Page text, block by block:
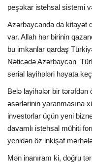
peşəkar istehsal sistemi
Azərbaycanda da kifayət
var. Allah hər birinin
bu imkanlar qardaş
Nəticədə
serial layihələri həyata
Belə layihələr bir tərəfdən
əsərlərinin yaranmasına
investorlar üçün yeni
davamlı istehsal mühiti
yenidən öz inkişaf
Mən inanıram ki, doğru